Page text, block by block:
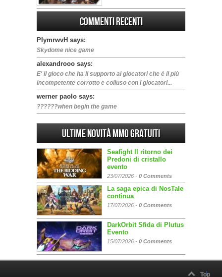
Commenti Recenti
PIymrwvH says:
Skydome nice game
alexandrooo says:
E' il gioco che ha il supporto ai giocatori che è il più
incompetente corrotto e colluso con i giocatori...
werner paolo says:
??????when begin the game
Ultime Novità MMO gratuiti
Seafight Il ritorno dei
Predoni di cristallo
evento
23/07/2026 - 0 Comments
La saga epica di NosTale
continua
17/07/2026 - 0 Comments
DarkOrbit Sfida di Plutus
Evento
15/07/2026 - 0 Comments
Top